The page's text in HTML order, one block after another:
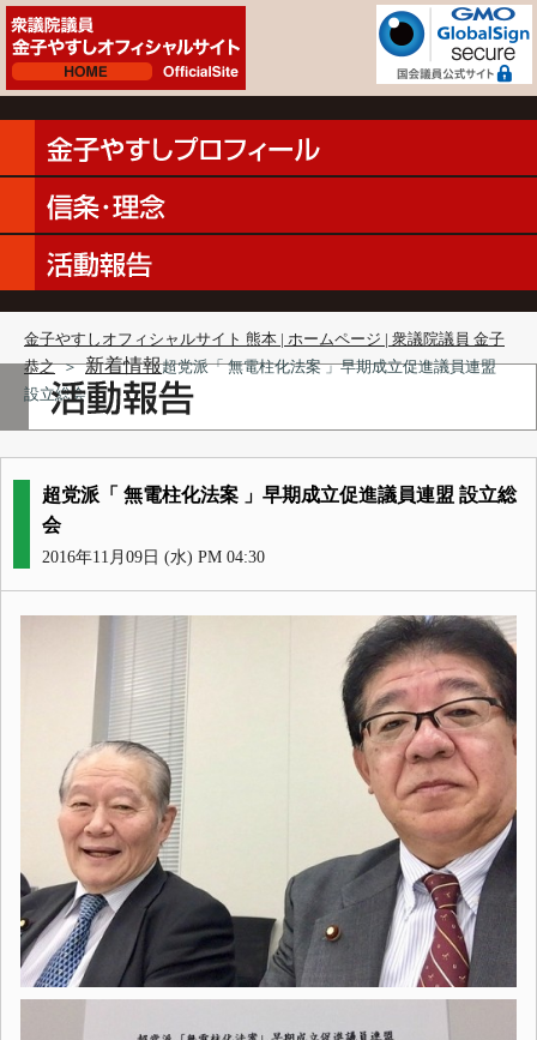
金子やすしオフィシャルサイト 熊本 | ホームページ | 衆議院議員 金子
恭之 ＞ 新着情報超党派「 無電柱化法案 」早期成立促進議員連盟
設立総会
超党派「 無電柱化法案 」早期成立促進議員連盟 設立総
会
2016年11月09日 (水) PM 04:30